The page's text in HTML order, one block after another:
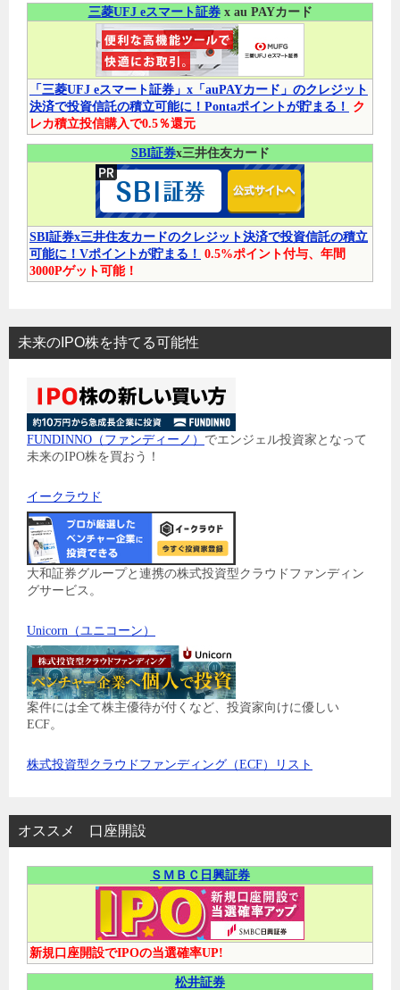
三菱UFJ eスマート証券x au PAYカード
「三菱UFJ eスマート証券」x「auPAYカード」のクレジット
決済で投資信託の積立可能に！Pontaポイントが貯まる！
ク
レカ積立投信購入で0.5％還元
SBI証券x三井住友カード
SBI証券x三井住友カードのクレジット決済で投資信託の積立
可能に！Vポイントが貯まる！ 0.5%ポイント付与、年間
3000Pゲット可能！
未来のIPO株を持てる可能性
FUNDINNO（ファンディーノ） でエンジェル投資家となって
未来のIPO株を買おう！
イークラウド
大和証券グループと連携の株式投資型クラウドファンディン
グサービス。
Unicorn（ユニコーン）
案件には全て株主優待が付くなど、投資家向けに優しい
ECF。
株式投資型クラウドファンディング（ECF）リスト
オススメ 口座開設
ＳＭＢＣ日興証券
新規口座開設でIPOの当選確率UP!
松井証券